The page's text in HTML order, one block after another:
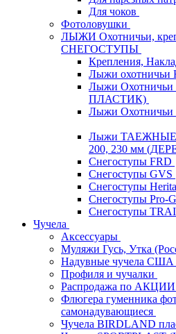
Для чоков
Фотоловушки
ЛЫЖИ Охотничьи,
СНЕГОСТУПЫ
Крепления,
Лыжи охотничьи
Лыжи
ПЛАСТИК)
Лыжи
Лыжи ТАЕЖНЫЕ
200, 230 мм
Снегоступы FRD
Снегоступы GVS
Снегоступы
Снегоступы Pro-
Снегоступы
Чучела
Аксессуары
Муляжи Гусь, Утка
Надувные чучела США
Профиля и чучалки
Распродажа по
Флюгера гуменника
самонадувающиеся
Чучела BIRDLAND